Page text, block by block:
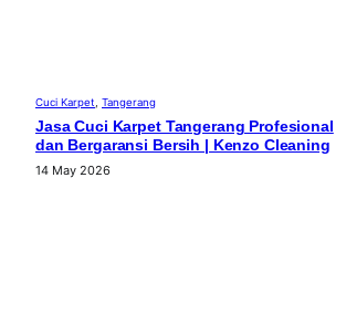
Cuci Karpet Tangerang
Jasa Cuci Karpet Tangerang Profesional
dan Bergaransi Bersih | Kenzo Cleaning
14 May 2026